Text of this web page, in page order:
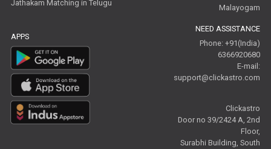
Jathakam Matching in Telugu
APPS
Malayogam
NEED ASSISTANCE
Phone: +91(India)
6366920680
E-mail:
support@clickastro.com
Clickastro
Door no 39/2424 A, 2nd
Floor,
Surabhi Building, South